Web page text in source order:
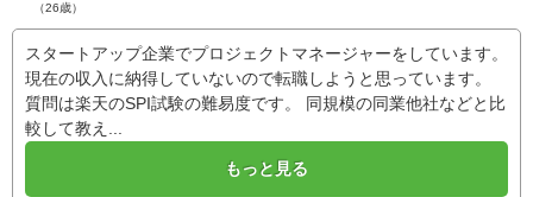
（26歳）
スタートアップ企業でプロジェクトマネージャーをしています。
現在の収入に納得していないので転職しようと思っています。
質問は楽天のSPI試験の難易度です。 同規模の同業他社などと比
較して教え...
もっと見る